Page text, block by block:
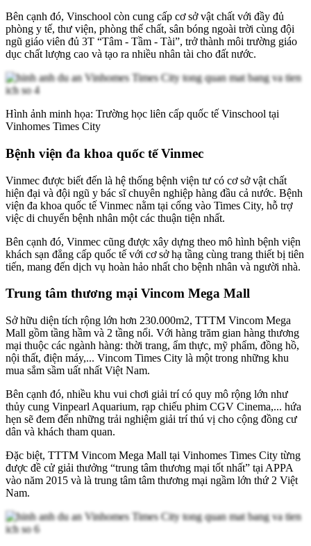
Bên cạnh đó, Vinschool còn cung cấp cơ sở vật chất với đầy đủ
phòng y tế, thư viện, phòng thể chất, sân bóng ngoài trời cùng đội
ngũ giáo viên đủ 3T “Tâm - Tầm - Tài”, trở thành môi trường giáo
dục chất lượng cao và tạo ra nhiều nhân tài cho đất nước.
Hình ảnh minh họa: Trường học liên cấp quốc tế Vinschool tại
Vinhomes Times City
Bệnh viện đa khoa quốc tế Vinmec
Vinmec được biết đến là hệ thống bệnh viện tư có cơ sở vật chất
hiện đại và đội ngũ y bác sĩ chuyên nghiệp hàng đầu cả nước. Bệnh
viện đa khoa quốc tế Vinmec nằm tại cổng vào Times City, hỗ trợ
việc di chuyển bệnh nhân một các thuận tiện nhất.
Bên cạnh đó, Vinmec cũng được xây dựng theo mô hình bệnh viện
khách sạn đẳng cấp quốc tế với cơ sở hạ tầng cùng trang thiết bị tiên
tiến, mang đến dịch vụ hoàn hảo nhất cho bệnh nhân và người nhà.
Trung tâm thương mại Vincom Mega Mall
Sở hữu diện tích rộng lớn hơn 230.000m2, TTTM Vincom Mega
Mall gồm tầng hầm và 2 tầng nổi. Với hàng trăm gian hàng thương
mại thuộc các ngành hàng: thời trang, ẩm thực, mỹ phẩm, đồng hồ,
nội thất, điện máy,... Vincom Times City là một trong những khu
mua sắm sầm uất nhất Việt Nam.
Bên cạnh đó, nhiều khu vui chơi giải trí có quy mô rộng lớn như
thủy cung Vinpearl Aquarium, rạp chiếu phim CGV Cinema,... hứa
hẹn sẽ đem đến những trải nghiệm giải trí thú vị cho cộng đồng cư
dân và khách tham quan.
Đặc biệt, TTTM Vincom Mega Mall tại Vinhomes Times City từng
được đề cử giải thưởng “trung tâm thương mại tốt nhất” tại APPA
vào năm 2015 và là trung tâm tâm thương mại ngầm lớn thứ 2 Việt
Nam.